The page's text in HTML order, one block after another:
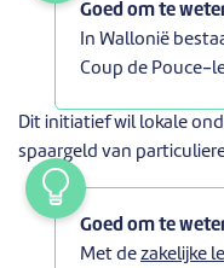
Goed om te
In Wallonië
Coup de Pouce-
Dit initiatief wil lokale
spaargeld van
Goed om te
Met de zakelijke